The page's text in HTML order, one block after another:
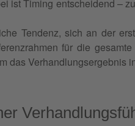
ist Timing entscheidend –
Tendenz, sich an der
für die gesamte
das Verhandlungsergebnis